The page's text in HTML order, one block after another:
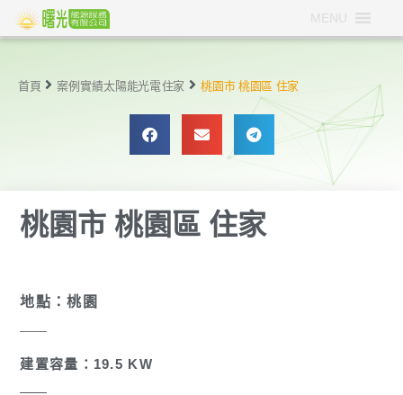
MENU
首頁 案例實績太陽能光電住家 桃園市 桃園區 住家
桃園市 桃園區 住家
地點：桃園
建置容量：19.5 KW